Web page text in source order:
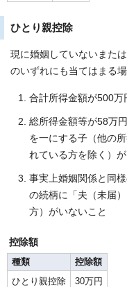
ひとり親控除
現に婚姻していないまた
のいずれにも当てはまる
合計所得金額が500万
総所得金額等が58万
を一にする子（他の
れている方を除く）
事実上婚姻関係と同
の続柄に「夫（未届
方）がいないこと
控除額
種類
控除額
ひとり親控除
30万円